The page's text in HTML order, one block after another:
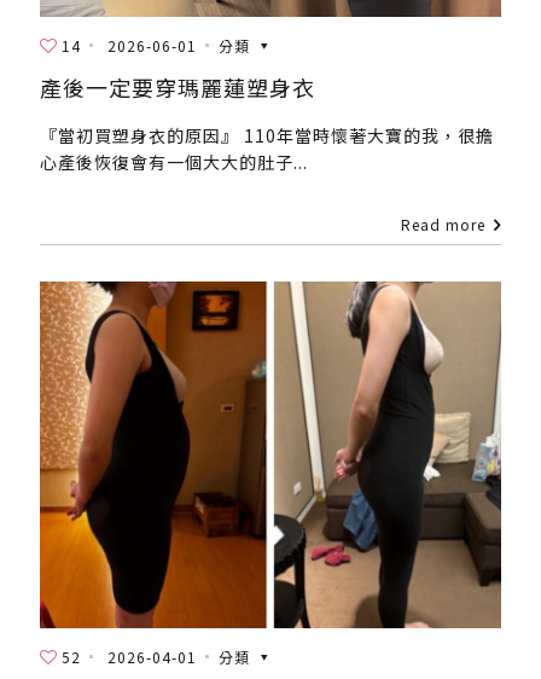
14 2026-06-01 分類
產後一定要穿瑪麗蓮塑身衣
『當初買塑身衣的原因』 110年當時懷著大寶的我，很擔
心產後恢復會有一個大大的肚子...
Read more
52 2026-04-01 分類